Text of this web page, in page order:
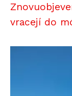
vracejí do